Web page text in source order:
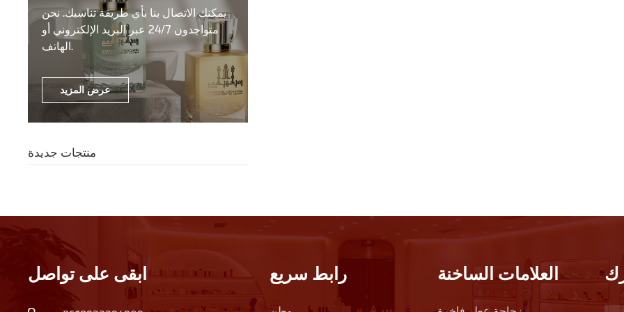
يمكنك الاتصال بنا بأي طريقة تناسبك. نحن
متواجدون 24/7 عبر البريد الإلكتروني أو
الهاتف.
عرض المزيد
منتجات جديدة
ابقى على تواصل رابط سريع العلامات الساخنة